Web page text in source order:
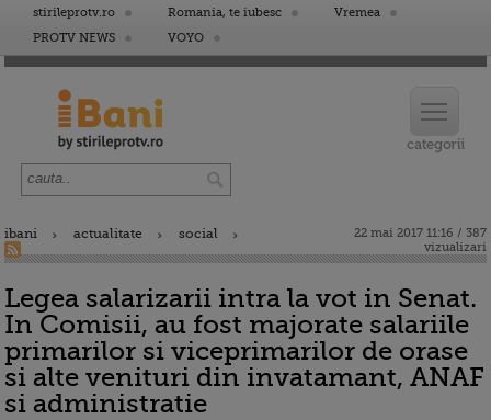
stirileprotv.ro Romania, te iubesc
Vremea
PROTV NEWS
VOYO
ibani actualitate social
22 mai 2017 11:16 / 387
vizualizari
Legea salarizarii intra la vot in Senat.
In Comisii, au fost majorate salariile
primarilor si viceprimarilor de orase
si alte venituri din invatamant, ANAF
si administratie